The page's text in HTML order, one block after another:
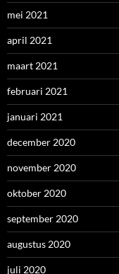
mei 2021
april 2021
maart 2021
februari 2021
januari 2021
december 2020
november 2020
oktober 2020
september 2020
augustus 2020
juli 2020